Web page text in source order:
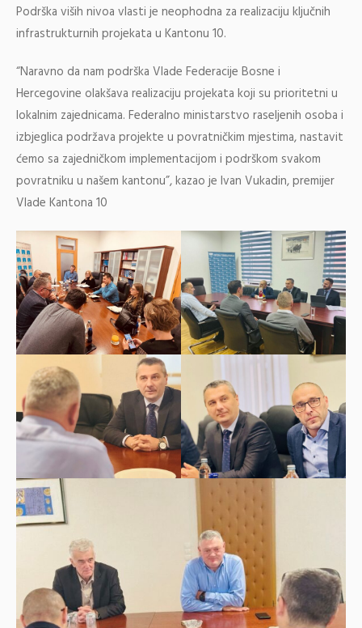
Podrška viših nivoa vlasti je neophodna za realizaciju ključnih
infrastrukturnih projekata u Kantonu 10.
“Naravno da nam podrška Vlade Federacije Bosne i
Hercegovine olakšava realizaciju projekata koji su prioritetni u
lokalnim zajednicama. Federalno ministarstvo raseljenih osoba i
izbjeglica podržava projekte u povratničkim mjestima, nastavit
ćemo sa zajedničkom implementacijom i podrškom svakom
povratniku u našem kantonu”, kazao je Ivan Vukadin, premijer
Vlade Kantona 10